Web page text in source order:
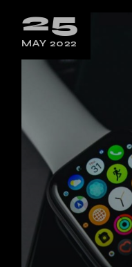
25
MAY 2022